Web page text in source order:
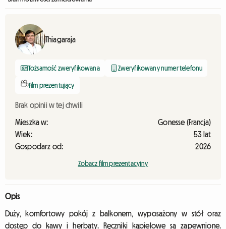
Thiagaraja
Tożsamość zweryfikowana Zweryfikowany numer telefonu
Film prezentujący
Brak opinii w tej chwili
Mieszka w:
Gonesse (Francja)
Wiek:
53 lat
Gospodarz od:
2026
Zobacz film prezentacyjny
Opis
Duży, komfortowy pokój z balkonem, wyposażony w stół oraz
dostęp do kawy i herbaty. Ręczniki kąpielowe są zapewnione.